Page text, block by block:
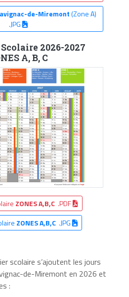
de-Miremont(Zone A)
.JPG
2026-2027
A, B, C
ZONES A,B,C .PDF
ZONES A,B,C.JPG
scolaire s’ajoutent les jours
de-Miremont en 2026 et
: